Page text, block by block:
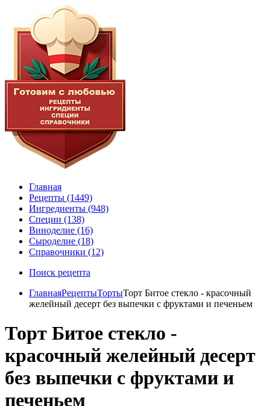
Главная
Рецепты (1449)
Ингредиенты (948)
Специи (138)
Виноделие (16)
Сыроделие (18)
Справочники (12)
Поиск рецепта
ГлавнаяРецептыТортыТорт Битое стекло - красочный
желейный десерт без выпечки с фруктами и печеньем
Торт Битое стекло -
красочный желейный десерт
без выпечки с фруктами и
печеньем